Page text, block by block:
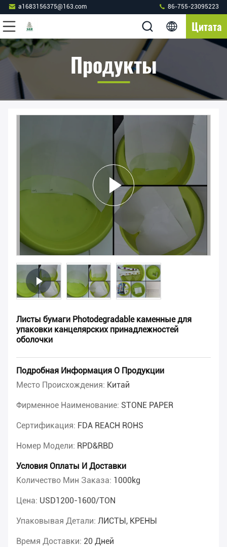
a1683156375@163.com 86-755-23095223
Цитата
Продукты
Листы бумаги Photodegradable каменные для
упаковки канцелярских принадлежностей
оболочки
Подробная Информация О Продукции
Место Происхождения: Китай
Фирменное Наименование: STONE PAPER
Сертификация: FDA REACH ROHS
Номер Модели: RPD&RBD
Условия Оплаты И Доставки
Количество Мин Заказа: 1000kg
Цена: USD1200-1600/TON
Упаковывая Детали: ЛИСТЫ, КРЕНЫ
Время Доставки: 20 Дней